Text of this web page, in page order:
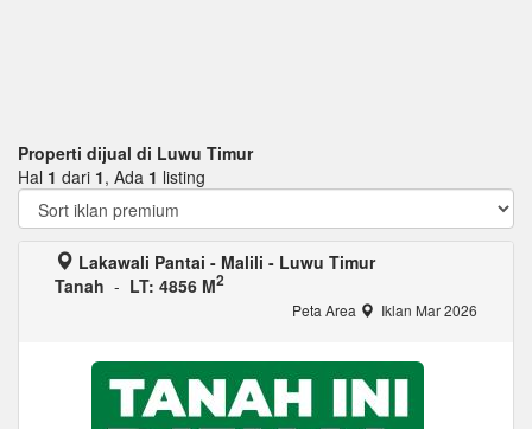
Properti dijual di Luwu Timur
Hal 1 dari 1, Ada 1 listing
Lakawali Pantai - Malili - Luwu Timur
Tanah - LT: 4856 M2
Peta Area Iklan Mar 2026